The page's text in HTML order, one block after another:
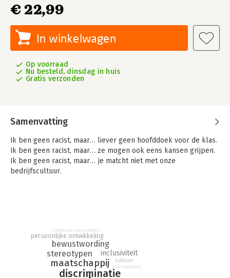
€ 22,99
In winkelwagen
Op voorraad
Nu besteld, dinsdag in huis
Gratis verzonden
Samenvatting
Ik ben geen racist, maar… liever geen hoofddoek voor de klas.
Ik ben geen racist, maar… ze mogen ook eens kansen grijpen.
Ik ben geen racist, maar… je matcht niet met onze
bedrijfscultuur.
jij stereotiep denkt en handelt. Leer wie je bent en hoe je doen
en laten wordt beïnvloed door je cultuur en economische
positie. Maar hoe kan je bewust en anders omgaan met jouw
witte huidskleur?
discriminatie
maatschappij
stereotypen
bewustwording
inclusiviteit
persoonlijke ontwikkeling
cultuur
microagressie
onbewuste vooroordelen